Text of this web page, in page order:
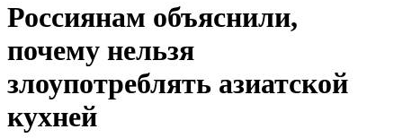
Россиянам объяснили,
почему нельзя
злоупотреблять азиатской
кухней